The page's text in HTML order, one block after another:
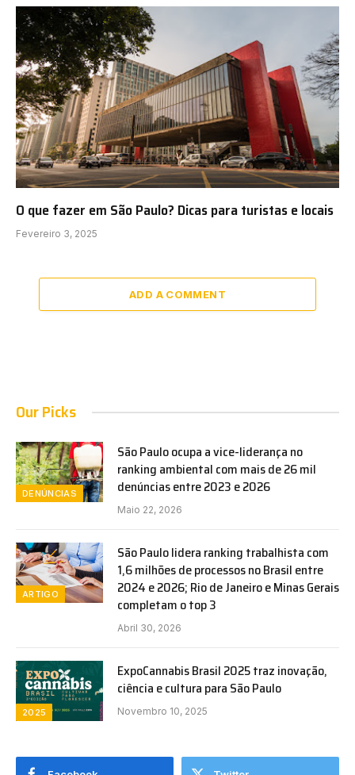
O que fazer em São Paulo? Dicas para turistas e locais
Fevereiro 3, 2025
ADD A COMMENT
Our Picks
DENÚNCIAS
São Paulo ocupa a vice-liderança no
ranking ambiental com mais de 26 mil
denúncias entre 2023 e 2026
Maio 22, 2026
ARTIGO
São Paulo lidera ranking trabalhista com
1,6 milhões de processos no Brasil entre
2024 e 2026; Rio de Janeiro e Minas Gerais
completam o top 3
Abril 30, 2026
2025
ExpoCannabis Brasil 2025 traz inovação,
ciência e cultura para São Paulo
Novembro 10, 2025